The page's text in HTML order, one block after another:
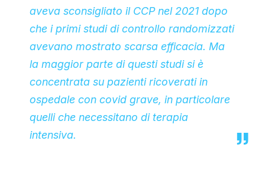
aveva sconsigliato il CCP nel 2021 dopo
che i primi studi di controllo randomizzati
avevano mostrato scarsa efficacia. Ma
la maggior parte di questi studi si è
concentrata su pazienti ricoverati in
ospedale con covid grave, in particolare
quelli che necessitano di terapia
intensiva.